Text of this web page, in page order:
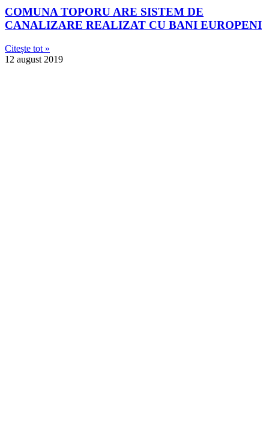
COMUNA TOPORU ARE SISTEM DE
CANALIZARE REALIZAT CU BANI EUROPENI
Citește tot »
12 august 2019